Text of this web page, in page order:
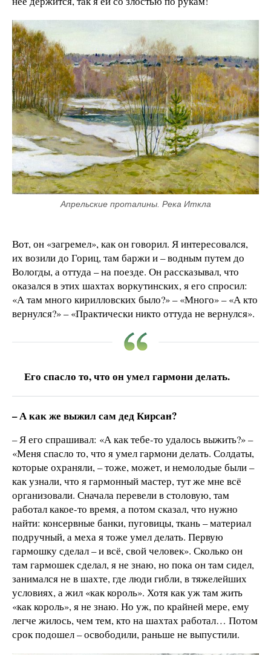
Апрельские проталины. Река Иткла
Вот, он «загремел», как он говорил. Я интересовался,
их возили до Гориц, там баржи и – водным путем до
Вологды, а оттуда – на поезде. Он рассказывал, что
оказался в этих шахтах воркутинских, я его спросил:
«А там много кирилловских было?» – «Много» – «А кто
вернулся?» – «Практически никто оттуда не вернулся».
Его спасло то, что он умел гармони делать.
– А как же выжил сам дед Кирсан?
– Я его спрашивал: «А как тебе-то удалось выжить?» –
«Меня спасло то, что я умел гармони делать. Солдаты,
которые охраняли, – тоже, может, и немолодые были –
как узнали, что я гармонный мастер, тут же мне всё
организовали. Сначала перевели в столовую, там
работал какое-то время, а потом сказал, что нужно
найти: консервные банки, пуговицы, ткань – материал
подручный, а меха я тоже умел делать. Первую
гармошку сделал – и всё, свой человек». Сколько он
там гармошек сделал, я не знаю, но пока он там сидел,
занимался не в шахте, где люди гибли, в тяжелейших
условиях, а жил «как король». Хотя как уж там жить
«как король», я не знаю. Но уж, по крайней мере, ему
легче жилось, чем тем, кто на шахтах работал… Потом
срок подошел – освободили, раньше не выпустили.